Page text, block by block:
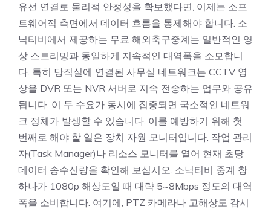
유선 연결로 물리적 안정성을 확보했다면, 이제는 소프
트웨어적 측면에서 데이터 흐름을 통제해야 합니다. 소
닉티비에서 제공하는 무료 해외축구중계는 일반적인 영
상 스트리밍과 동일하게 지속적인 대역폭을 소모합니
다. 특히 당직실에 연결된 사무실 네트워크는 CCTV 영
상을 DVR 또는 NVR 서버로 지속 전송하는 업무와 공유
됩니다. 이 두 수요가 동시에 집중되면 국소적인 네트워
크 정체가 발생할 수 있습니다. 이를 예방하기 위해 첫
번째로 해야 할 일은 장치 자원 모니터입니다. 작업 관리
자(Task Manager)나 리소스 모니터를 열어 현재 초당
데이터 송수신량을 확인해 보십시오. 소닉티비 중계 창
하나가 1080p 해상도일 때 대략 5~8Mbps 정도의 대역
폭을 소비합니다. 여기에, PTZ 카메라나 고해상도 감시